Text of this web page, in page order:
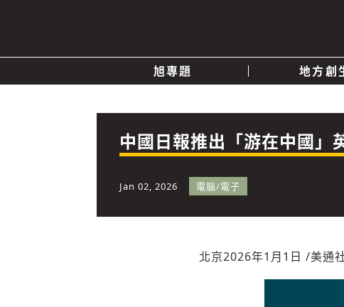
旭專題 地方創
快速連結
政治 經濟
中國日報推出「游在中國」
Jan 02, 2026 電腦/電子
北京2026年1月1日 /美通